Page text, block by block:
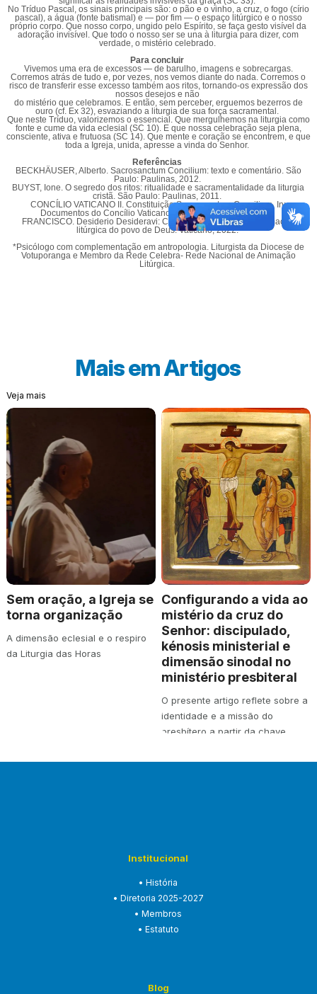
No Tríduo Pascal, os sinais principais são: o pão e o vinho, a cruz, o fogo (círio
pascal), a água (fonte batismal) e — por fim — o espaço litúrgico e o nosso
próprio corpo. Que nosso corpo, ungido pelo Espírito, se faça gesto visível da
adoração invisível. Que todo o nosso ser se una à liturgia para dizer, com
verdade, o mistério celebrado.
Para concluir
Vivemos uma era de excessos — de barulho, imagens e sobrecargas.
Corremos atrás de tudo e, por vezes, nos vemos diante do nada. Corremos o
risco de transferir esse excesso também aos ritos, tornando-os expressão dos
nossos desejos e não
do mistério que celebramos. E então, sem perceber, erguemos bezerros de
ouro (cf. Ex 32), esvaziando a liturgia de sua força sacramental.
Que neste Tríduo, valorizemos o essencial. Que mergulhemos na liturgia como
fonte e cume da vida eclesial (SC 10). E que nossa celebração seja plena,
consciente, ativa e frutuosa (SC 14). Que mente e coração se encontrem, e que
toda a Igreja, unida, apresse a vinda do Senhor.
Referências
BECKHÄUSER, Alberto. Sacrosanctum Concilium: texto e comentário. São
Paulo: Paulinas, 2012.
BUYST, Ione. O segredo dos ritos: ritualidade e sacramentalidade da liturgia
cristã. São Paulo: Paulinas, 2011.
CONCÍLIO VATICANO II. Constituição Sacrosanctum Concilium. In:
Documentos do Concílio Vaticano II. Petrópolis: Vozes, 1966.
FRANCISCO. Desiderio Desideravi: Carta Apostólica sobre a formação
litúrgica do povo de Deus. Vaticano, 2022.
*Psicólogo com complementação em antropologia. Liturgista da Diocese de
Votuporanga e Membro da Rede Celebra- Rede Nacional de Animação
Litúrgica.
Mais emArtigos
Veja mais
Sem oração, a Igreja se
torna organização
A dimensão eclesial e o respiro
da Liturgia das Horas
Configurando a vida ao
mistério da cruz do
Senhor: discipulado,
kénosis ministerial e
dimensão sinodal no
ministério presbiteral
O presente artigo reflete sobre a
identidade e a missão do
presbítero a partir da chave
Institucional
• História
• Diretoria 2025-2027
• Membros
• Estatuto
Blog